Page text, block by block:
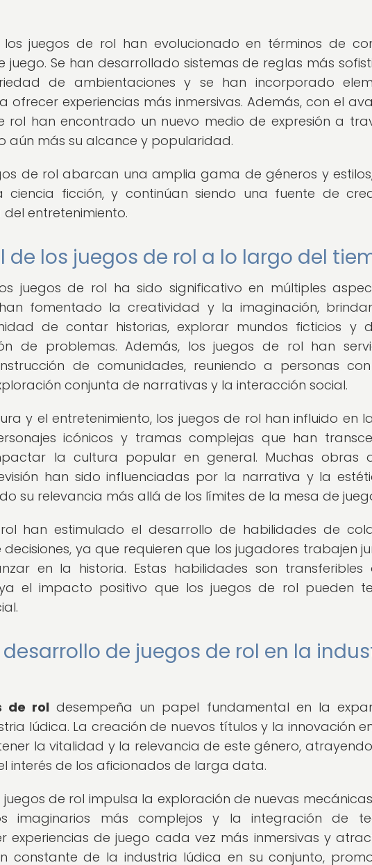
juegos de rol han evolucionado en términos de
Se han desarrollado sistemas de reglas más
de ambientaciones y se han incorporado
experiencias más inmersivas. Además, con el
rol han encontrado un nuevo medio de expresión a
aún más su alcance y popularidad.
de rol abarcan una amplia gama de géneros y
ficción, y continúan siendo una fuente de
entretenimiento.
los juegos de rol a lo largo del
juegos de rol ha sido significativo en múltiples
fomentado la creatividad y la imaginación,
de contar historias, explorar mundos ficticios y
de problemas. Además, los juegos de rol han
de comunidades, reuniendo a personas con
conjunta de narrativas y la interacción social.
y el entretenimiento, los juegos de rol han influido en
icónicos y tramas complejas que han
la cultura popular en general. Muchas obras
han sido influenciadas por la narrativa y la
su relevancia más allá de los límites de la mesa de
han estimulado el desarrollo de habilidades de
ya que requieren que los jugadores trabajen
en la historia. Estas habilidades son
el impacto positivo que los juegos de rol pueden
de juegos de rol en la
de roldesempeña un papel fundamental en la
lúdica. La creación de nuevos títulos y la innovación
la vitalidad y la relevancia de este género,
interés de los aficionados de larga data.
de rol impulsa la exploración de nuevas
imaginarios más complejos y la integración de
experiencias de juego cada vez más inmersivas y
constante de la industria lúdica en su conjunto,